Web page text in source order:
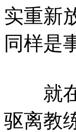
实重新
同样是
就在
驱离教